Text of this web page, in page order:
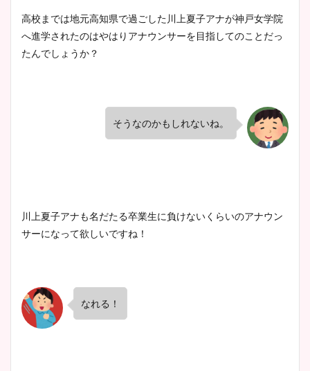
高校までは地元高知県で過ごした川上夏子アナが神戸女学院
へ進学されたのはやはりアナウンサーを目指してのことだっ
たんでしょうか？
そうなのかもしれないね。
川上夏子アナも名だたる卒業生に負けないくらいのアナウン
サーになって欲しいですね！
なれる！